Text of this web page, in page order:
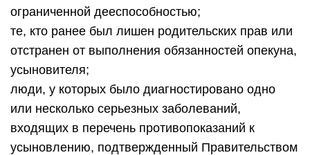
ограниченной дееспособностью;
те, кто ранее был лишен родительских прав или
отстранен от выполнения обязанностей опекуна,
усыновителя;
люди, у которых было диагностировано одно
или несколько серьезных заболеваний,
входящих в перечень противопоказаний к
усыновлению, подтвержденный Правительством